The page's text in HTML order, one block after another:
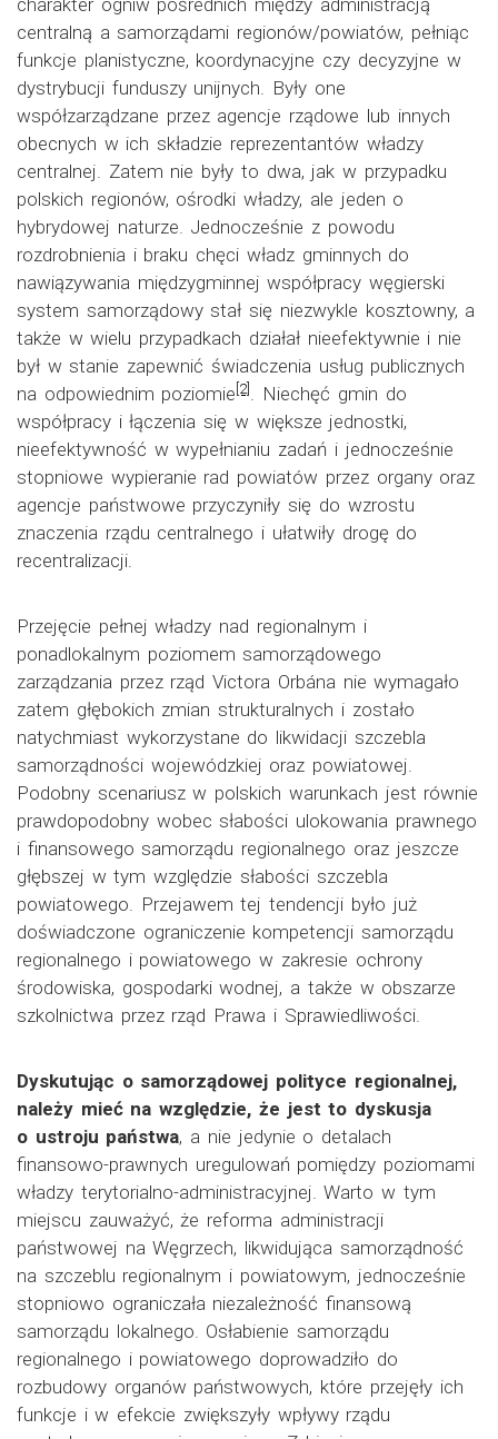
charakter ogniw pośrednich między administracją
centralną a samorządami regionów/powiatów, pełniąc
funkcje planistyczne, koordynacyjne czy decyzyjne w
dystrybucji funduszy unijnych. Były one
współzarządzane przez agencje rządowe lub innych
obecnych w ich składzie reprezentantów władzy
centralnej. Zatem nie były to dwa, jak w przypadku
polskich regionów, ośrodki władzy, ale jeden o
hybrydowej naturze. Jednocześnie z powodu
rozdrobnienia i braku chęci władz gminnych do
nawiązywania międzygminnej współpracy węgierski
system samorządowy stał się niezwykle kosztowny, a
także w wielu przypadkach działał nieefektywnie i nie
był w stanie zapewnić świadczenia usług publicznych
na odpowiednim poziomie [2] . Niechęć gmin do
współpracy i łączenia się w większe jednostki,
nieefektywność w wypełnianiu zadań i jednocześnie
stopniowe wypieranie rad powiatów przez organy oraz
agencje państwowe przyczyniły się do wzrostu
znaczenia rządu centralnego i ułatwiły drogę do
recentralizacji.
Przejęcie pełnej władzy nad regionalnym i
ponadlokalnym poziomem samorządowego
zarządzania przez rząd Victora Orbána nie wymagało
zatem głębokich zmian strukturalnych i zostało
natychmiast wykorzystane do likwidacji szczebla
samorządności wojewódzkiej oraz powiatowej.
Podobny scenariusz w polskich warunkach jest równie
prawdopodobny wobec słabości ulokowania prawnego
i finansowego samorządu regionalnego oraz jeszcze
głębszej w tym względzie słabości szczebla
powiatowego. Przejawem tej tendencji było już
doświadczone ograniczenie kompetencji samorządu
regionalnego i powiatowego w zakresie ochrony
środowiska, gospodarki wodnej, a także w obszarze
szkolnictwa przez rząd Prawa i Sprawiedliwości.
Dyskutując o samorządowej polityce regionalnej,
należy mieć na względzie, że jest to dyskusja
o ustroju państwa, a nie jedynie o detalach
finansowo-prawnych uregulowań pomiędzy poziomami
władzy terytorialno-administracyjnej. Warto w tym
miejscu zauważyć, że reforma administracji
państwowej na Węgrzech, likwidująca samorządność
na szczeblu regionalnym i powiatowym, jednocześnie
stopniowo ograniczała niezależność finansową
samorządu lokalnego. Osłabienie samorządu
regionalnego i powiatowego doprowadziło do
rozbudowy organów państwowych, które przejęły ich
funkcje i w efekcie zwiększyły wpływy rządu